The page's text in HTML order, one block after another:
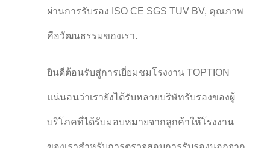
ผ่านการรับรอง ISO CE SGS TUV BV, คุณภาพ
คือวัฒนธรรมของเรา.
ยินดีต้อนรับสู่การเยี่ยมชมโรงงาน TOPTION
แน่นอนว่าเรายังได้รับหลายบริษัทรับรองของผู้
บริโภคที่ได้รับมอบหมายจากลูกค้าให้โรงงาน